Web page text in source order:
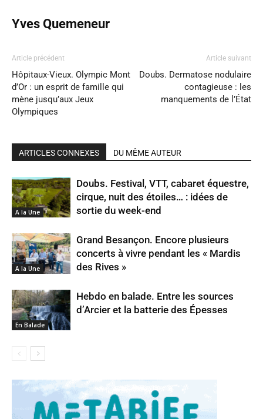
Yves Quemeneur
Article précédent
Hôpitaux-Vieux. Olympic Mont
d’Or : un esprit de famille qui
mène jusqu’aux Jeux
Olympiques
Article suivant
Doubs. Dermatose nodulaire
contagieuse : les
manquements de l’État
ARTICLES CONNEXES DU MÊME AUTEUR
A la Une
Doubs. Festival, VTT, cabaret équestre,
cirque, nuit des étoiles… : idées de
sortie du week-end
A la Une
Grand Besançon. Encore plusieurs
concerts à vivre pendant les « Mardis
des Rives »
En Balade
Hebdo en balade. Entre les sources
d’Arcier et la batterie des Épesses